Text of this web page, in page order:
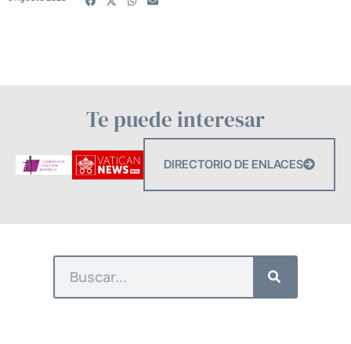
Te puede interesar
DIRECTORIO DE ENLACES